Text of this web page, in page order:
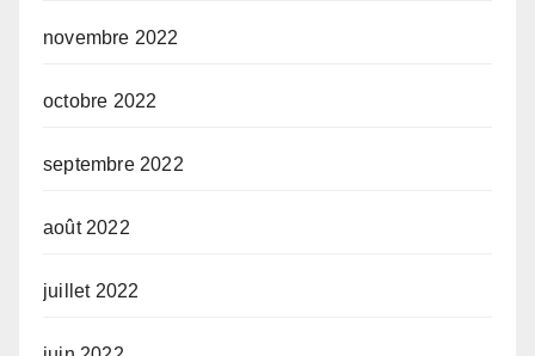
novembre 2022
octobre 2022
septembre 2022
août 2022
juillet 2022